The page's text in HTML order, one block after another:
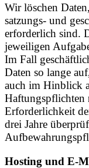
Wir löschen
satzungs- und
erforderlich sind.
jeweiligen
Im Fall
Daten so lange
auch im Hinblick
Haftungspflichten
Erforderlichkeit
drei Jahre
Hosting und E-